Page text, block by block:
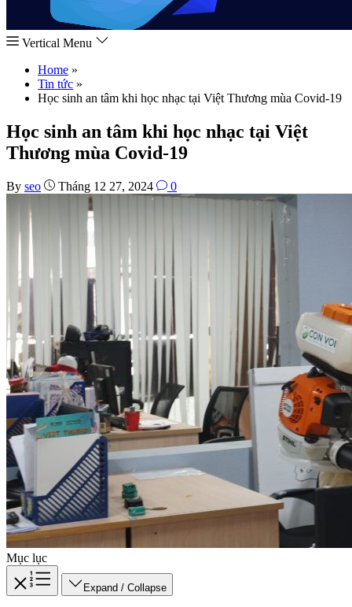
Vertical Menu
Home »
Tin tức »
Học sinh an tâm khi học nhạc tại Việt Thương mùa Covid-19
Học sinh an tâm khi học nhạc tại Việt
Thương mùa Covid-19
By seo Tháng 12 27, 2024 0
Mục lục
Expand / Collapse